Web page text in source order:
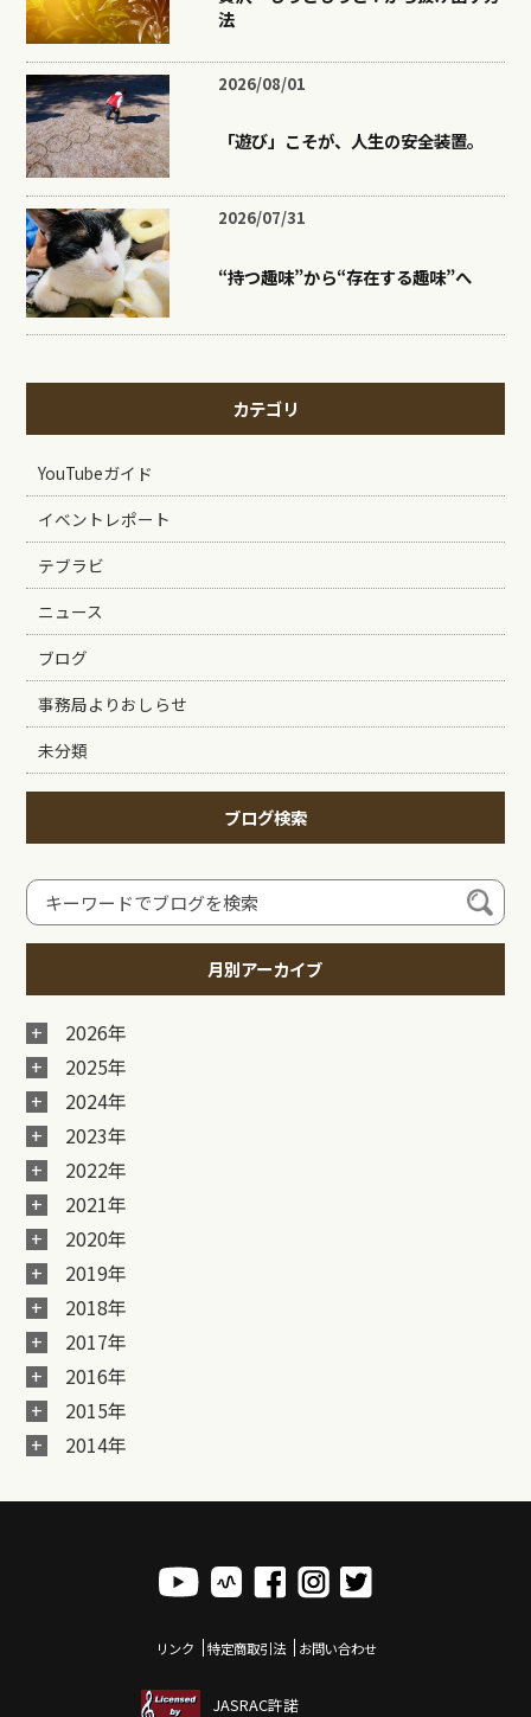
法
2026/08/01
「遊び」こそが、人生の安全装置。
2026/07/31
“持つ趣味”から“存在する趣味”へ
カテゴリ
YouTubeガイド
イベントレポート
テブラビ
ニュース
ブログ
事務局よりおしらせ
未分類
ブログ検索
月別アーカイブ
2026年
2025年
2024年
2023年
2022年
2021年
2020年
2019年
2018年
2017年
2016年
2015年
2014年
リンク 特定商取引法 お問い合わせ
JASRAC許諾